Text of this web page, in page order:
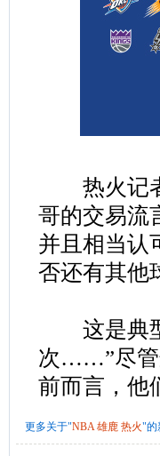
热火记者
哥的交易流
并且相当认
否还有其他
这是典型
次……”尽管
前而言，他
更多关于"NBA 雄鹿 热火"的